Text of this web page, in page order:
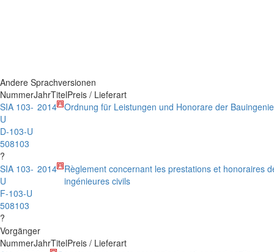
Andere Sprachversionen
NummerJahrTitelPreis / Lieferart
SIA 103-
U
D-103-U
508103
?
2014 Ordnung für Leistungen und Honorare der
SIA 103-
U
F-103-U
508103
?
2014
Règlement concernant les prestations et honoraires
ingénieures civils
Vorgänger
NummerJahrTitelPreis / Lieferart